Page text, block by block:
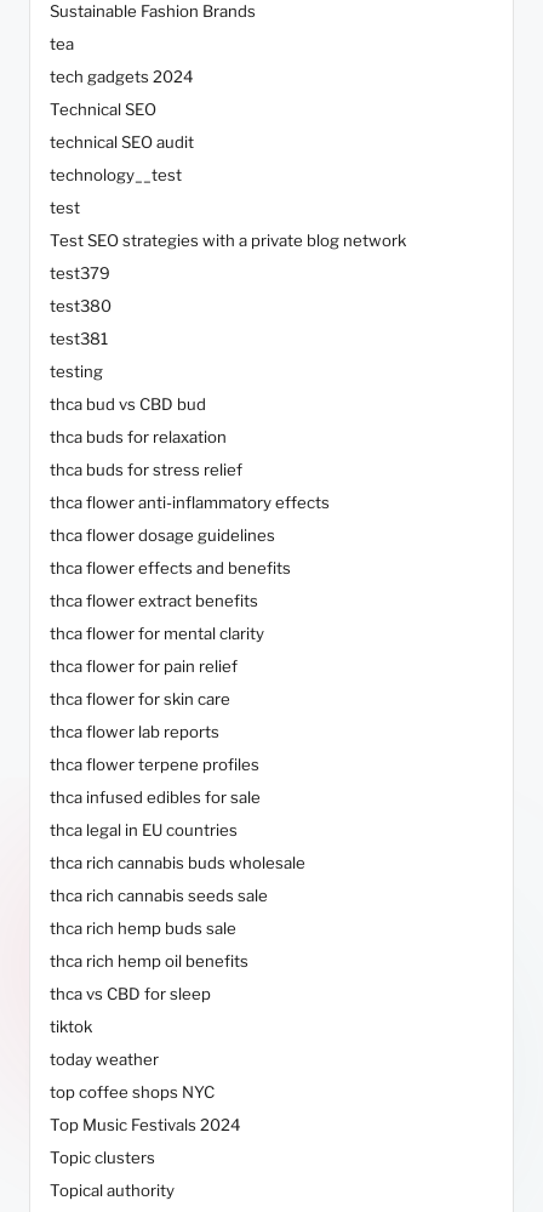
Sustainable Fashion Brands
tea
tech gadgets 2024
Technical SEO
technical SEO audit
technology__test
test
Test SEO strategies with a private blog network
test379
test380
test381
testing
thca bud vs CBD bud
thca buds for relaxation
thca buds for stress relief
thca flower anti-inflammatory effects
thca flower dosage guidelines
thca flower effects and benefits
thca flower extract benefits
thca flower for mental clarity
thca flower for pain relief
thca flower for skin care
thca flower lab reports
thca flower terpene profiles
thca infused edibles for sale
thca legal in EU countries
thca rich cannabis buds wholesale
thca rich cannabis seeds sale
thca rich hemp buds sale
thca rich hemp oil benefits
thca vs CBD for sleep
tiktok
today weather
top coffee shops NYC
Top Music Festivals 2024
Topic clusters
Topical authority